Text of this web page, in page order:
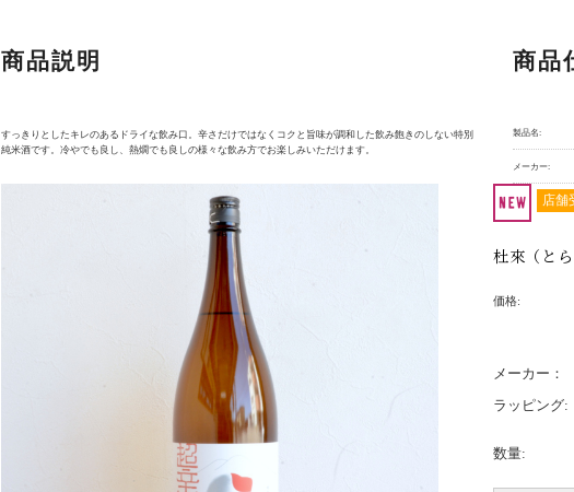
商品説明
すっきりとしたキレのあるドライな飲み口。辛さだけではなくコクと旨味が調和した飲み飽きのしない特別
純米酒です。冷やでも良し、熱燗でも良しの様々な飲み方でお楽しみいただけます。
商品
製品名:
メーカー:
店舗
杜來（と
価格:
メーカー：
ラッピング:
数量: